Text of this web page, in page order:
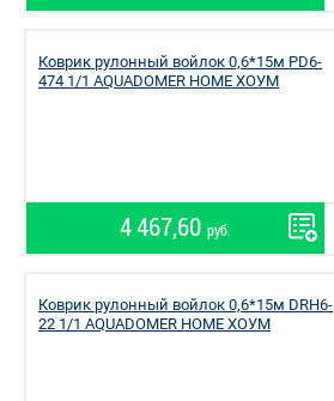
Коврик рулонный войлок 0,6*15м PD6-
474 1/1 AQUADOMER HOME ХОУМ
4 467,60 руб.
Коврик рулонный войлок 0,6*15м DRH6-
22 1/1 AQUADOMER HOME ХОУМ